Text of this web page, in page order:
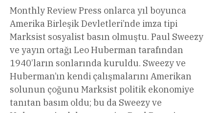
Monthly Review Press onlarca yıl boyunca
Amerika Birleşik Devletleri’nde imza tipi
Marksist sosyalist basın olmuştu. Paul Sweezy
ve yayın ortağı Leo Huberman tarafından
1940’ların sonlarında kuruldu. Sweezy ve
Huberman’ın kendi çalışmalarını Amerikan
solunun çoğunu Marksist politik ekonomiye
tanıtan basım oldu; bu da Sweezy ve